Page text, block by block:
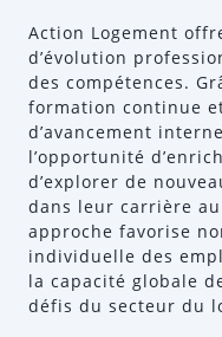
Action Logement
d’évolution
des compétences.
formation continue
d’avancement
l’opportunité
d’explorer de
dans leur carrière
approche favorise
individuelle des
la capacité globale
défis du secteur du